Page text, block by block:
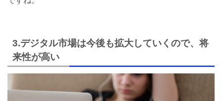
3.デジタル市場は今後も拡大していくので、将
来性が高い